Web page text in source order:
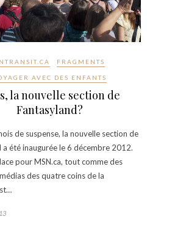
FRAGMENTS
AVEC DES ENFANTS
la nouvelle section de
Fantasyland?
de suspense, la nouvelle section de
a été inaugurée le 6 décembre 2012.
pour MSN.ca, tout comme des
des quatre coins de la